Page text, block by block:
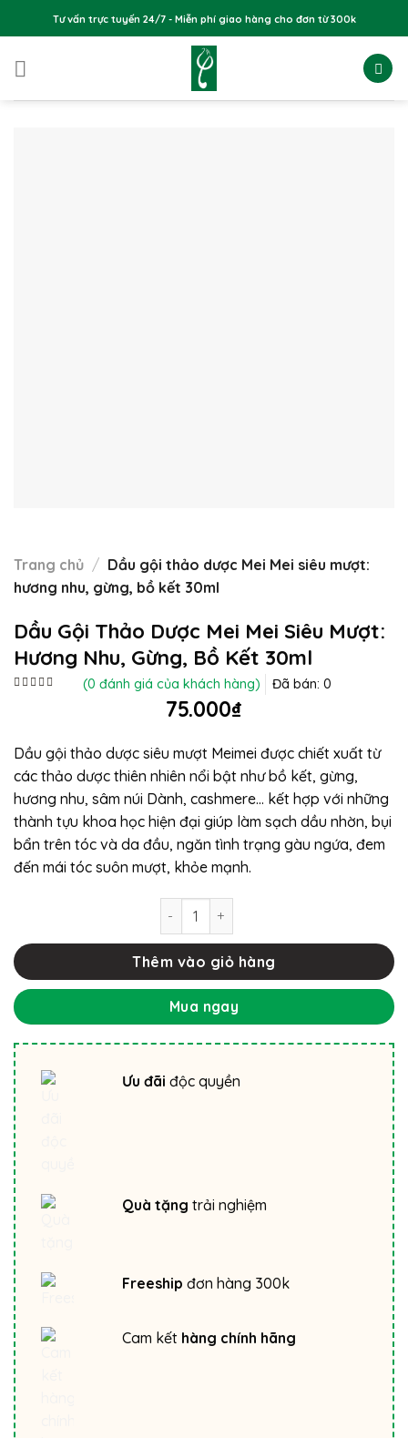
to
Tư vấn trực tuyến 24/7 - Miễn phí giao hàng cho đơn từ 300k
Trang chủ / Dầu gội thảo dược Mei Mei siêu mượt:
hương nhu, gừng, bồ kết 30ml
Dầu Gội Thảo Dược Mei Mei Siêu Mượt:
Hương Nhu, Gừng, Bồ Kết 30ml
sao
(0 đánh giá của khách hàng) Đã bán: 0
75.000₫
Dầu gội thảo dược siêu mượt Meimei được chiết xuất từ
các thảo dược thiên nhiên nổi bật như bồ kết, gừng,
hương nhu, sâm núi Dành, cashmere… kết hợp với những
thành tựu khoa học hiện đại giúp làm sạch dầu nhờn, bụi
bẩn trên tóc và da đầu, ngăn tình trạng gàu ngứa, đem
đến mái tóc suôn mượt, khỏe mạnh.
Thêm vào giỏ hàng
Mua ngay
Ưu đãi độc quyền
Quà tặng trải nghiệm
Freeship đơn hàng 300k
Cam kết hàng chính hãng